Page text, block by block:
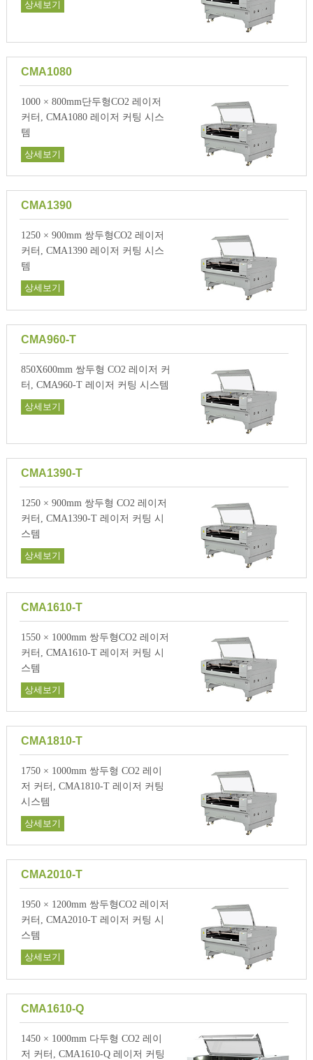
상세보기
CMA1080
1000 × 800mm단두형CO2 레이저
커터, CMA1080 레이저 커팅 시스
템
상세보기
CMA1390
1250 × 900mm 쌍두형CO2 레이저
커터, CMA1390 레이저 커팅 시스
템
상세보기
CMA960-T
850X600mm 쌍두형 CO2 레이저 커
터, CMA960-T 레이저 커팅 시스템
상세보기
CMA1390-T
1250 × 900mm 쌍두형 CO2 레이저
커터, CMA1390-T 레이저 커팅 시
스템
상세보기
CMA1610-T
1550 × 1000mm 쌍두형CO2 레이저
커터, CMA1610-T 레이저 커팅 시
스템
상세보기
CMA1810-T
1750 × 1000mm 쌍두형 CO2 레이
저 커터, CMA1810-T 레이저 커팅
시스템
상세보기
CMA2010-T
1950 × 1200mm 쌍두형CO2 레이저
커터, CMA2010-T 레이저 커팅 시
스템
상세보기
CMA1610-Q
1450 × 1000mm 다두형 CO2 레이
저 커터, CMA1610-Q 레이저 커팅